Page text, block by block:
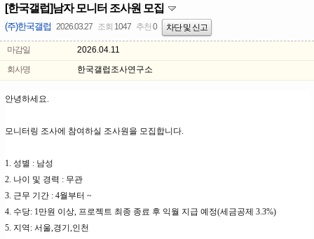
[한국갤럽]남자 모니터 조사원 모집
(주)한국갤럽 2026.03.27 조회 1047 추천 0 차단 및 신고
마감일
2026.04.11
회사명
한국갤럽조사연구소
안녕하세요.
모니터링 조사에 참여하실 조사원을 모집합니다.
1. 성별 : 남성
2. 나이 및 경력 : 무관
3. 근무 기간 : 4월부터 ~
4. 수당: 1만원 이상, 프로젝트 최종 종료 후 익월 지급 예정(세금공제 3.3%)
5. 지역: 서울,경기,인천